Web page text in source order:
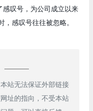
叹号，为公司成立以来
感叹号往往被忽略。
站无法保证外部链接
址的指向，不受本站